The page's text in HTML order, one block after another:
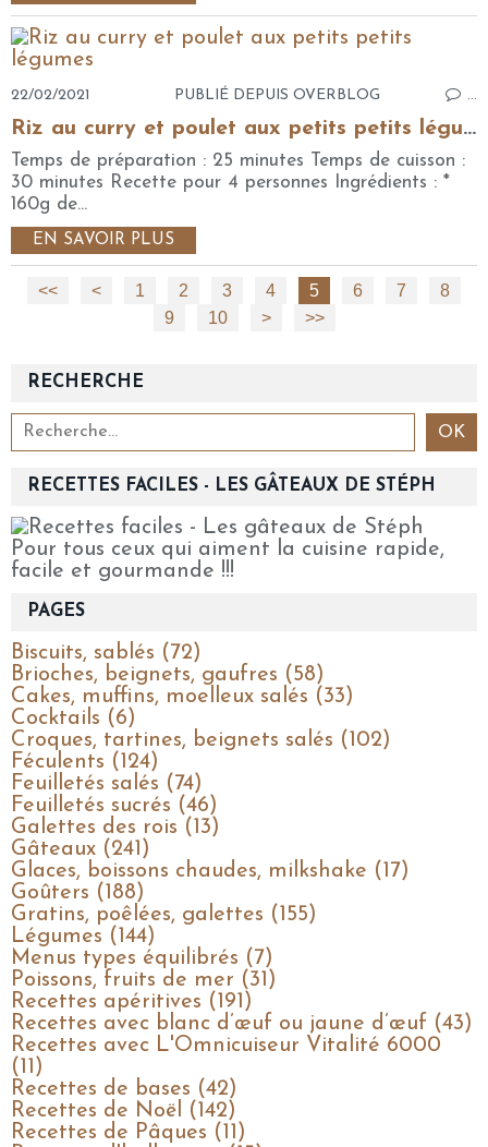
22/02/2021 PUBLIÉ DEPUIS OVERBLOG …
Riz au curry et poulet aux petits petits légumes
Temps de préparation : 25 minutes Temps de cuisson :
30 minutes Recette pour 4 personnes Ingrédients : *
160g de...
EN SAVOIR PLUS
<< < 1 2 3 4 5 6 7
8
9
10 20
30
40
50
60
> >>
RECHERCHE
RECETTES FACILES - LES GÂTEAUX DE STÉPH
Pour tous ceux qui aiment la cuisine rapide,
facile et gourmande !!!
PAGES
Biscuits, sablés (72)
Brioches, beignets, gaufres (58)
Cakes, muffins, moelleux salés (33)
Cocktails (6)
Croques, tartines, beignets salés (102)
Féculents (124)
Feuilletés salés (74)
Feuilletés sucrés (46)
Galettes des rois (13)
Gâteaux (241)
Glaces, boissons chaudes, milkshake (17)
Goûters (188)
Gratins, poêlées, galettes (155)
Légumes (144)
Menus types équilibrés (7)
Poissons, fruits de mer (31)
Recettes apéritives (191)
Recettes avec blanc d’œuf ou jaune d’œuf (43)
Recettes avec L'Omnicuiseur Vitalité 6000
(11)
Recettes de bases (42)
Recettes de Noël (142)
Recettes de Pâques (11)